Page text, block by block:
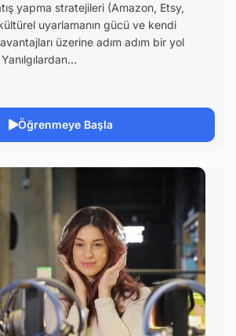
yapma stratejileri (Amazon, Etsy,
uyarlamanın gücü ve kendi
üzerine adım adım bir yol
Öğrenmeye Başla